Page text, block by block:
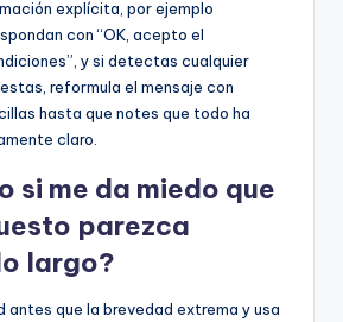
explícita, por ejemplo
con “OK, acepto el
y si detectas cualquier
reformula el mensaje con
hasta que notes que todo ha
claro.
si me da miedo que
parezca
largo?
antes que la brevedad extrema y usa